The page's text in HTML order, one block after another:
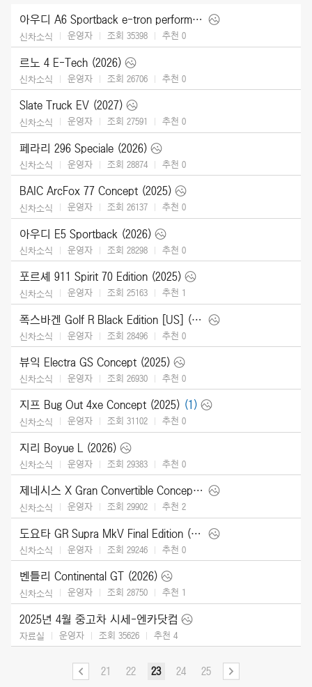
아우디 A6 Sportback e-tron performance [UK] (2025)
신차소식 운영자 조회 35398 추천 0
르노 4 E-Tech (2026)
신차소식 운영자 조회 26706 추천 0
Slate Truck EV (2027)
신차소식 운영자 조회 27591 추천 0
페라리 296 Speciale (2026)
신차소식 운영자 조회 28874 추천 0
BAIC ArcFox 77 Concept (2025)
신차소식 운영자 조회 26137 추천 0
아우디 E5 Sportback (2026)
신차소식 운영자 조회 28298 추천 0
포르셰 911 Spirit 70 Edition (2025)
신차소식 운영자 조회 25163 추천 1
폭스바겐 Golf R Black Edition [US] (2025)
신차소식 운영자 조회 28496 추천 0
뷰익 Electra GS Concept (2025)
신차소식 운영자 조회 26930 추천 0
지프 Bug Out 4xe Concept (2025) (1)
신차소식 운영자 조회 31102 추천 0
지리 Boyue L (2026)
신차소식 운영자 조회 29383 추천 0
제네시스 X Gran Convertible Concept (2025)
신차소식 운영자 조회 29902 추천 2
도요타 GR Supra MkV Final Edition (2026)
신차소식 운영자 조회 29246 추천 0
벤틀리 Continental GT (2026)
신차소식 운영자 조회 28750 추천 1
2025년 4월 중고차 시세-엔카닷컴
자료실 운영자 조회 35626 추천 4
21 22 23 24 25